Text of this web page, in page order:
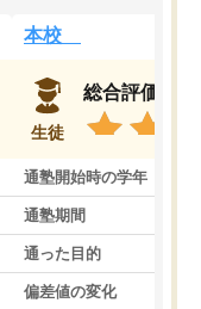
本校
生徒
総合評価
通塾開始時の学年
通塾期間
通った目的
偏差値の変化